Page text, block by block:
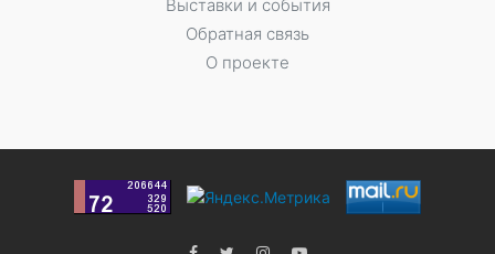
Выставки и события
Обратная связь
О проекте